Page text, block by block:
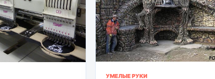
УМЕЛЫЕ РУКИ